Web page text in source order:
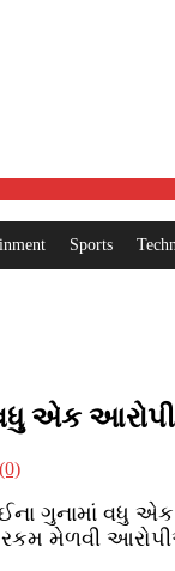
Sports
વધુ એક
ગુનામાં
મેળવી